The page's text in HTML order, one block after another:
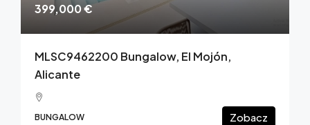
399,000 €
MLSC9462200 Bungalow, El Mojón,
Alicante
BUNGALOW Zobacz